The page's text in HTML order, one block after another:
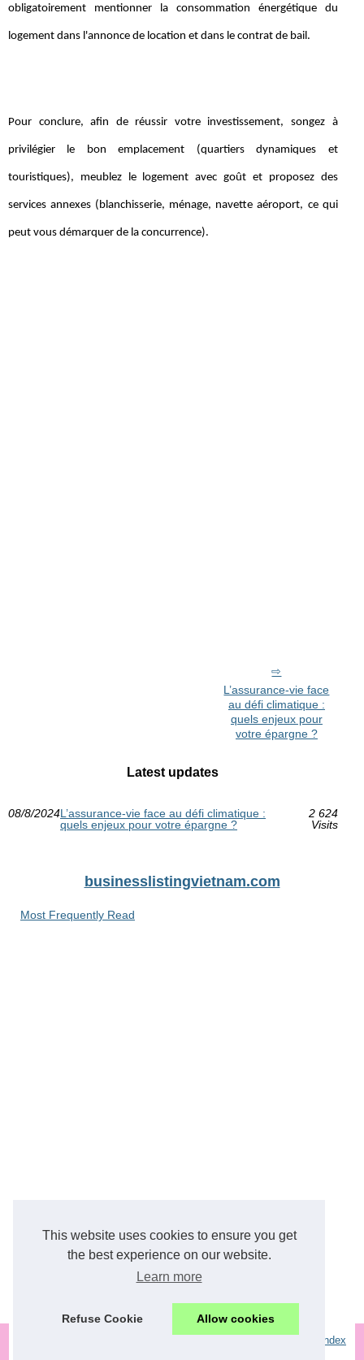
This website uses cookies to ensure you get
the best experience on our website.
Learn more
Refuse Cookie Allow cookies
obligatoirement mentionner la consommation énergétique du
logement dans l'annonce de location et dans le contrat de bail.
Pour conclure, afin de réussir votre investissement, songez à
privilégier le bon emplacement (quartiers dynamiques et
touristiques), meublez le logement avec goût et proposez des
services annexes (blanchisserie, ménage, navette aéroport, ce qui
peut vous démarquer de la concurrence).
L’assurance-vie face
au défi climatique :
quels enjeux pour
votre épargne ?
Latest updates
08/8/2024L’assurance-vie face au défi climatique :
quels enjeux pour votre épargne ?
2 624
Visits
businesslistingvietnam.com
Most Frequently Read
L’assurance-vie face au...
Site Index